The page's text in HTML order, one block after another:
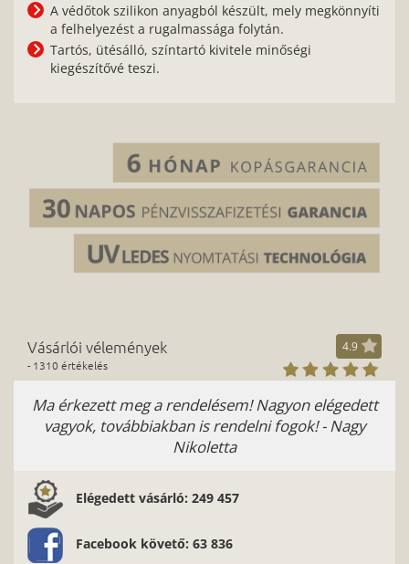
A védőtok szilikon anyagból készült, mely megkönnyíti
a felhelyezést a rugalmassága folytán.
Tartós, ütésálló, színtartó kivitele minőségi
kiegészítővé teszi.
Vásárlói vélemények
- 1310 értékelés
4.9
Ma érkezett meg a rendelésem! Nagyon elégedett
vagyok, továbbiakban is rendelni fogok! - Nagy
Nikoletta
Elégedett vásárló: 249 457
Facebook követő: 63 836